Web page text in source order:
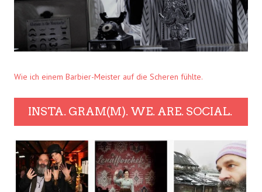
Wie ich einem Barbier-Meister auf die Scheren fühlte.
INSTA. GRAM(M). WE. ARE. SOCIAL.